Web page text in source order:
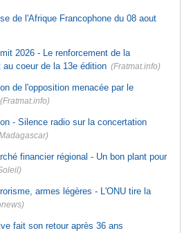
Afrique:
Le Maroc et l'Afrique du
Sud se retrouvent quatre ans après
duel de contrastes
Afrique: AfroBasket U18 - Le
quart
de l'Afrique Francophone du 08 aout
2026 - Le renforcement de la
coeur de la 13e édition (Fratmat.info)
de l'opposition menacée par le
(Fratmat.info)
- Silence radio sur la concertation
financier régional - Un bon plant pour
armes légères - L'ONU tire la
fait son retour après 36 ans